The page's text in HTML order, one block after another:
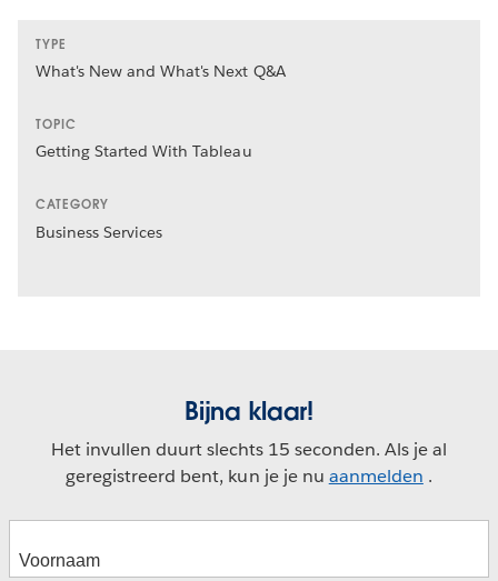
TYPE
What's New and What's Next Q&A
TOPIC
Getting Started With Tableau
CATEGORY
Business Services
Bijna klaar!
Het invullen duurt slechts 15 seconden. Als je al
geregistreerd bent, kun je je nu aanmelden .